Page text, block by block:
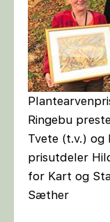
Ringebu
Tvete (t.v.) og
prisutdeler
for Kart og
Sæther